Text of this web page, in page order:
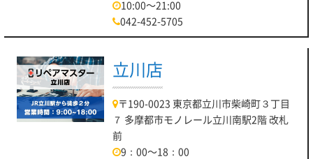
10:00～21:00
042-452-5705
立川店
〒190-0023 東京都立川市柴崎町３丁目
７ 多摩都市モノレール立川南駅2階 改札
前
9：00～18：00